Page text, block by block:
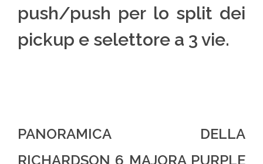
push/push per lo split dei
pickup e selettore a 3 vie.
PANORAMICA DELLA
RICHARDSON 6 MAJORA PURPLE